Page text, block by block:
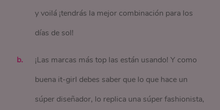
y voilá ¡tendrás la mejor combinación para los
días de sol!
¡Las marcas más top las están usando! Y como
buena it-girl debes saber que lo que hace un
súper diseñador, lo replica una súper fashionista,